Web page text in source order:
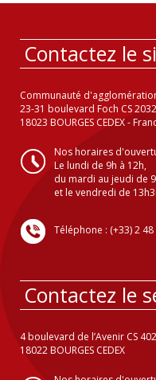
Contactez le
Communauté
23-31 boulevard Foch CS
18023 BOURGES CEDEX -
Nos horaires
Le lundi de 9h à 12h,
du mardi au jeudi de
et le vendredi de
Téléphone : (+33) 2
Contactez le
4 boulevard de l’Avenir CS
18022 BOURGES CEDEX